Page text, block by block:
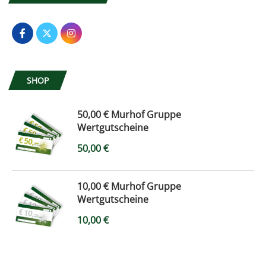
SHOP
50,00 € Murhof Gruppe
Wertgutscheine
50,00€
10,00 € Murhof Gruppe
Wertgutscheine
10,00€